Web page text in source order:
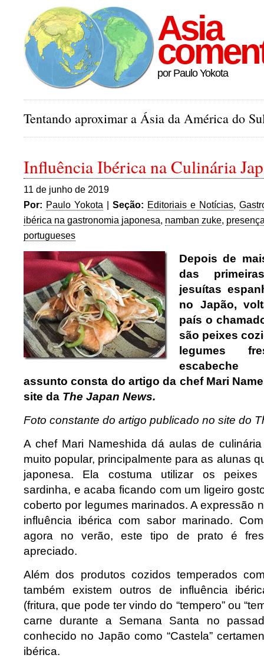
Asia
por Paulo Yokota
Tentando aproximar a Ásia da América do
Influência Ibérica na Culinária
11 de junho de 2019
Por: Paulo Yokota | Seção: Editoriais e Notícias,
ibérica na gastronomia japonesa, namban zuke,
portugueses
Depois de
das
jesuítas
no Japão,
país o
são peixes
legumes
escabeche
assunto consta do artigo da chef Mari
site da The Japan News.
Foto constante do artigo publicado no site do
A chef Mari Nameshida dá aulas de
muito popular, principalmente para as alunas
japonesa. Ela costuma utilizar os
sardinha, e acaba ficando com um ligeiro
coberto por legumes marinados. A expressão
influência ibérica com sabor marinado.
agora no verão, este tipo de prato é
apreciado.
Além dos produtos cozidos temperados
também existem outros de influência
(fritura, que pode ter vindo do “tempero” ou
carne durante a Semana Santa no
conhecido no Japão como “Castela”
ibérica.